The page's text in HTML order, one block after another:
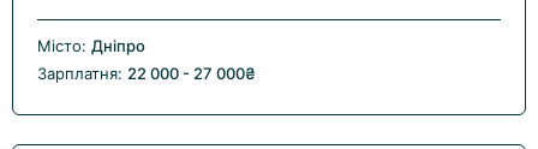
Місто: Дніпро
Зарплатня: 22 000 - 27 000₴